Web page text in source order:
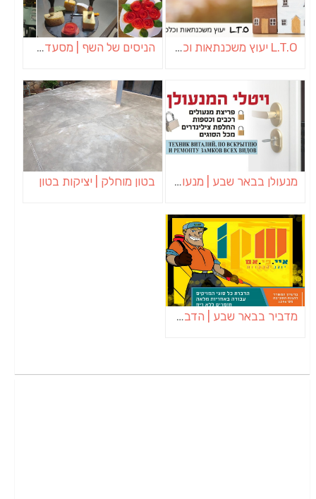
L.T.O יעוץ משכנתאות וכלכלת משפחה | יועץ משכנתאות באשכול הניסים של השף | מסעדת שף בבית | ארוחות גורמה
מנעולן בבאר שבע | מנעולן באופקים | ויטלי המנעולן בטון מוחלק | יציקות בטון
מדביר בבאר שבע | הדברה בבאר שבע | יוגב הדברות